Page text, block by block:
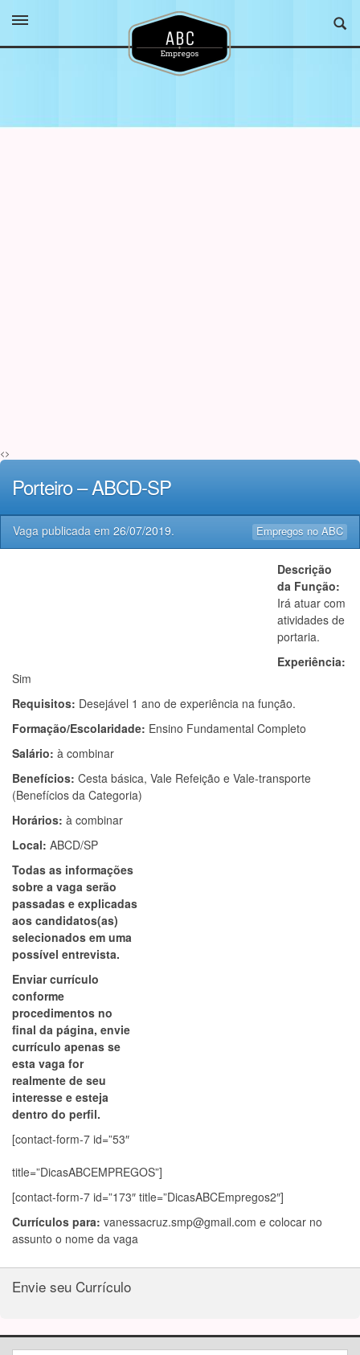
<>
Porteiro – ABCD-SP
Empregos no ABC
Vaga publicada em 26/07/2019.
Descrição
da Função:
Irá atuar com
atividades de
portaria.
Experiência:
Sim
Requisitos: Desejável 1 ano de experiência na função.
Formação/Escolaridade: Ensino Fundamental Completo
Salário: à combinar
Benefícios: Cesta básica, Vale Refeição e Vale-transporte
(Benefícios da Categoria)
Horários: à combinar
Local: ABCD/SP
Todas as informações
sobre a vaga serão
passadas e explicadas
aos candidatos(as)
selecionados em uma
possível entrevista.
Enviar currículo
conforme
procedimentos no
final da página, envie
currículo apenas se
esta vaga for
realmente de seu
interesse e esteja
dentro do perfil.
[contact-form-7 id=”53″
title=”DicasABCEMPREGOS”]
[contact-form-7 id=”173″ title=”DicasABCEmpregos2″]
Currículos para: vanessacruz.smp@gmail.com e colocar no
assunto o nome da vaga
Envie seu Currículo